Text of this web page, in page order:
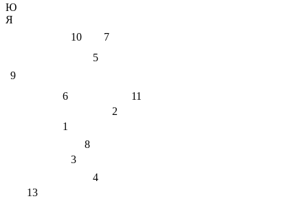
Ю
Я
10
7
5
9
6
11
2
1
8
3
4
13